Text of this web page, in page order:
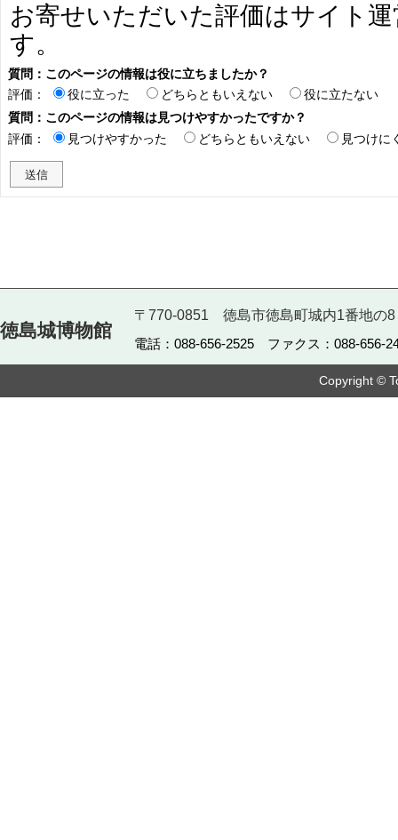
お寄せいただいた評価はサイト
す。
質問：このページの情報は役に立ちましたか？
評価：
役に立った どちらともいえない
役に立たない
質問：このページの情報は見つけやすかったですか？
評価：
見つけやすかった どちらともいえない 見つけに
徳島城博物館
〒770-0851 徳島市徳島町城内1番地の8
電話：088-656-2525 ファクス：088-656-
Copyright ©